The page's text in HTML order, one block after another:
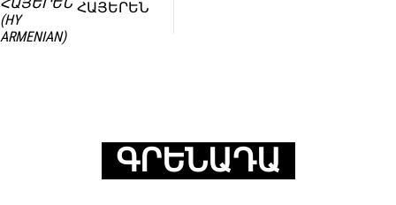
ՀԱՅԵՐԵՆ
ԳՐԵՆԱԴԱ